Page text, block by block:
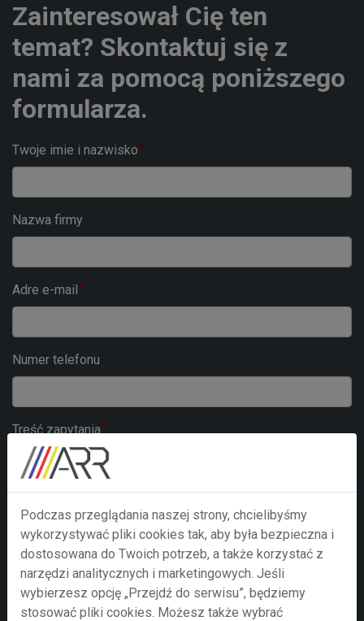
Zainteresował Cię ten
temat? Skontaktuj się z
nami za pomocą poniższego
formularza.
Twoje imie i nazwisko
Nazwa firmy
Adre e-mail
Numer telefonu
Treść zapytania
Podczas przeglądania naszej strony, chcielibyśmy
wykorzystywać pliki cookies tak, aby była bezpieczna i
dostosowana do Twoich potrzeb, a także korzystać z
narzędzi analitycznych i marketingowych. Jeśli
wybierzesz opcję „Przejdź do serwisu”, będziemy
stosować pliki cookies. Możesz także wybrać